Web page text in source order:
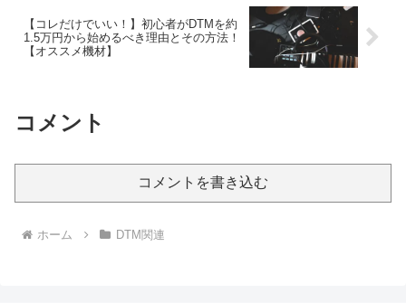
【コレだけでいい！】初心者がDTMを約
1.5万円から始めるべき理由とその方法！
【オススメ機材】
コメント
コメントを書き込む
ホーム DTM関連